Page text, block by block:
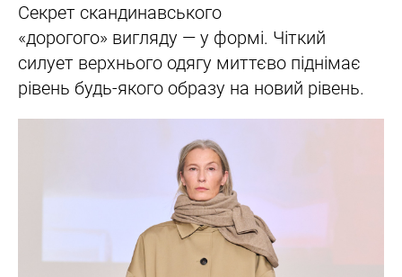
Секрет скандинавського
«дорогого» вигляду — у формі. Чіткий
силует верхнього одягу миттєво піднімає
рівень будь-якого образу на новий рівень.